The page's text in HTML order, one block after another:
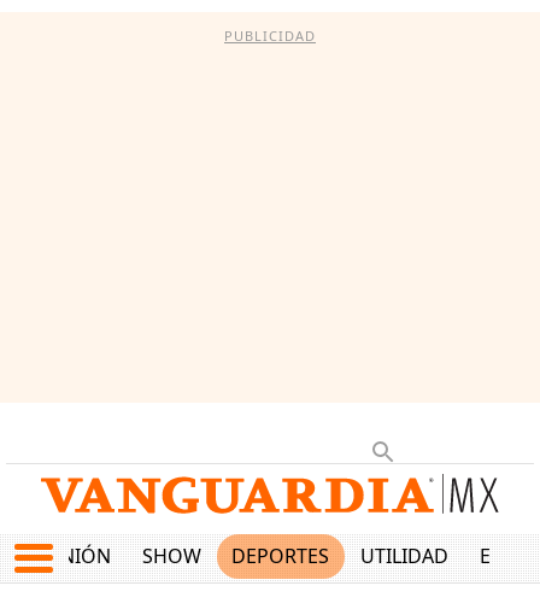
PUBLICIDAD
OPINIÓN SHOW DEPORTES UTILIDAD